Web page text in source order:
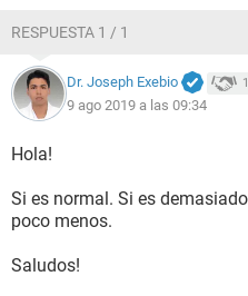
RESPUESTA 1 / 1
Dr. Joseph Exebio
9 ago 2019 a las 09:34
Hola!
Si es normal. Si es
poco menos.
Saludos!